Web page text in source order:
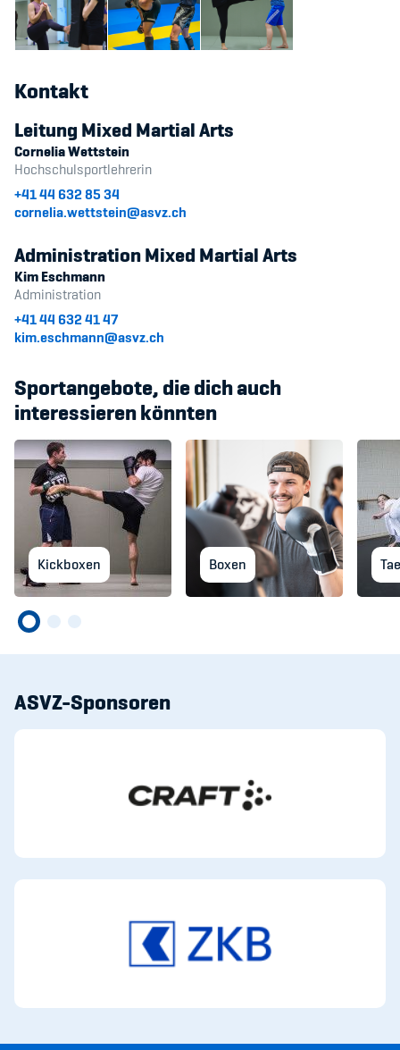
Kontakt
Leitung Mixed Martial Arts
Cornelia Wettstein
Hochschulsportlehrerin
+41 44 632 85 34
cornelia.wettstein@asvz.ch
Administration Mixed Martial Arts
Kim Eschmann
Administration
+41 44 632 41 47
kim.eschmann@asvz.ch
Sportangebote, die dich auch
interessieren könnten
Kickboxen Boxen
ASVZ-Sponsoren